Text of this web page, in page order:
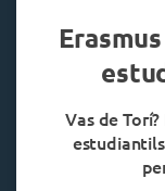
Vas de